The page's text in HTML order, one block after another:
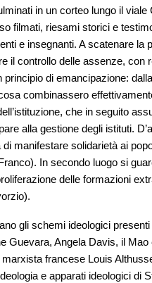
in un corteo lungo il
filmati, riesami storici e
e insegnanti. A scatenare la
il controllo delle assenze, con
di emancipazione:
combinassero
che in seguito
alla gestione degli istituti.
manifestare solidarietà ai
In secondo luogo si
delle formazioni
gli schemi ideologici
Guevara, Angela Davis, il
francese Louis
e apparati ideologici di